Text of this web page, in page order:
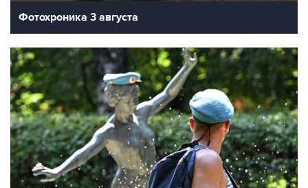
Фотохроника 3 августа